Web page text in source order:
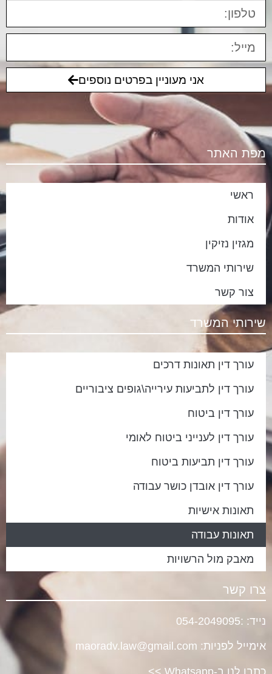
אני מעוניין בפרטים נוספים
מפת האתר
ראשי
אודות
מגזין נזיקין
שירותי המשרד
צור קשר
שירותי המשרד
עורך דין תאונות דרכים
עורך דין לתביעות עירייה\גופים ציבוריים
עורך דין ביטוח
עורך דין לענייני ביטוח לאומי
עורך דין תביעות ביטוח
עורך דין אובדן כושר עבודה
תאונות אישיות
תאונות עבודה
מאבק מול הרשויות
צרו קשר
נייד: :
054-2049095
אימייל לפניות: maoradv.law@gmail.com
כתבו לנו ב-Whatsapp >>